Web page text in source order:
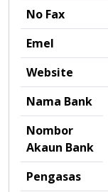
No Fax
Emel
Website
Nama Bank
Nombor
Akaun Bank
Pengasas